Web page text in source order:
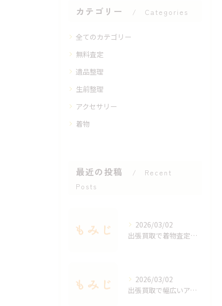
カテゴリー Categories
全てのカテゴリー
無料査定
遺品整理
生前整理
アクセサリー
着物
最近の投稿
Recent
Posts
2026/03/02
出張買取で着物査定のポイントと価値を見極める方法
2026/03/02
出張買取で幅広いアクセサリーを適正査定する秘訣